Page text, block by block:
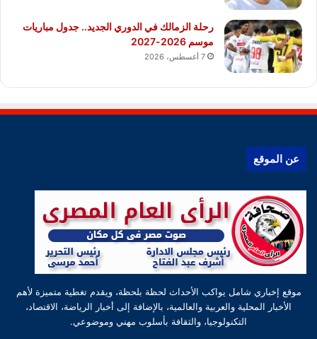
رحلة الزمالك في الدوري الجديد.. جدول مباريات
موسم 2026-2027
7 أغسطس، 2026
عن الموقع
موقع إخباري شامل يواكب الأحداث لحظة بلحظة، ويقدم تغطية متميزة لأهم
الأخبار المحلية والعربية والعالمية، بالإضافة إلى أخبار الرياضة، الاقتصاد،
التكنولوجيا، والثقافة بأسلوب مهني وموضوعي.